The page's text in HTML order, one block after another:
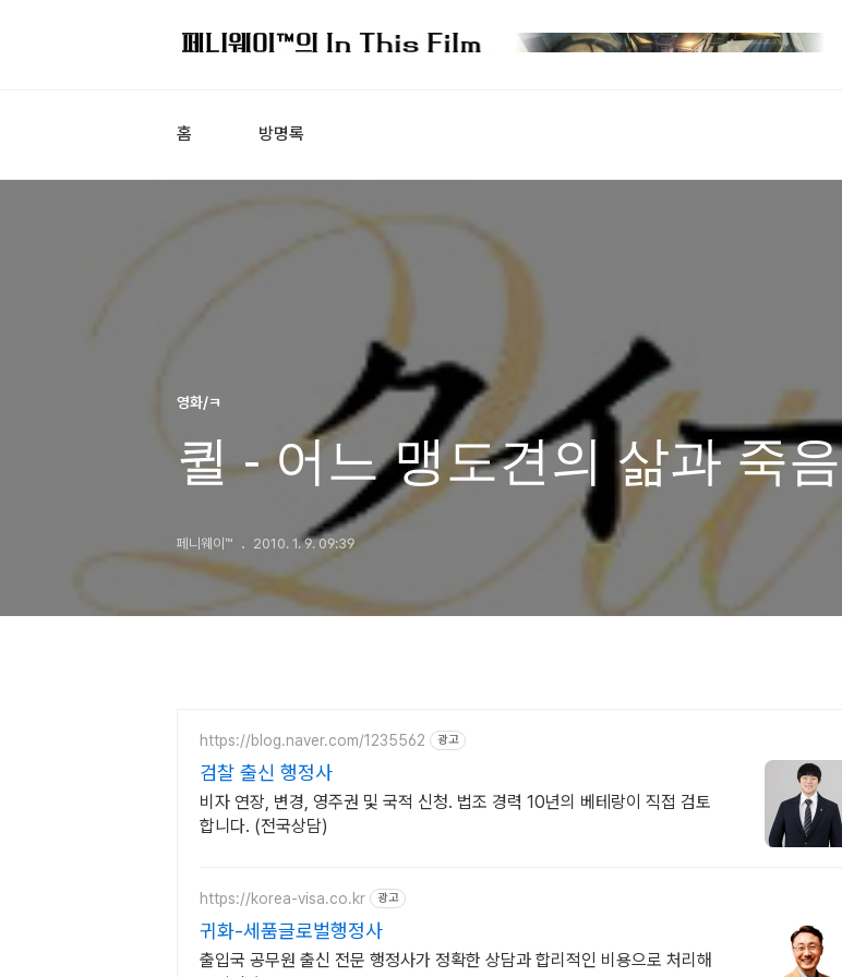
홈 방명록
영화/ㅋ
퀼 - 어느 맹도견의 삶과 죽음
페니웨이™ 2010. 1. 9. 09:39
https://blog.naver.com/1235562 광고
검찰 출신 행정사
비자 연장, 변경, 영주권 및 국적 신청. 법조 경력 10년의 베테랑이 직접 검토
합니다. (전국상담)
https://korea-visa.co.kr 광고
귀화-세품글로벌행정사
출입국 공무원 출신 전문 행정사가 정확한 상담과 합리적인 비용으로 처리해